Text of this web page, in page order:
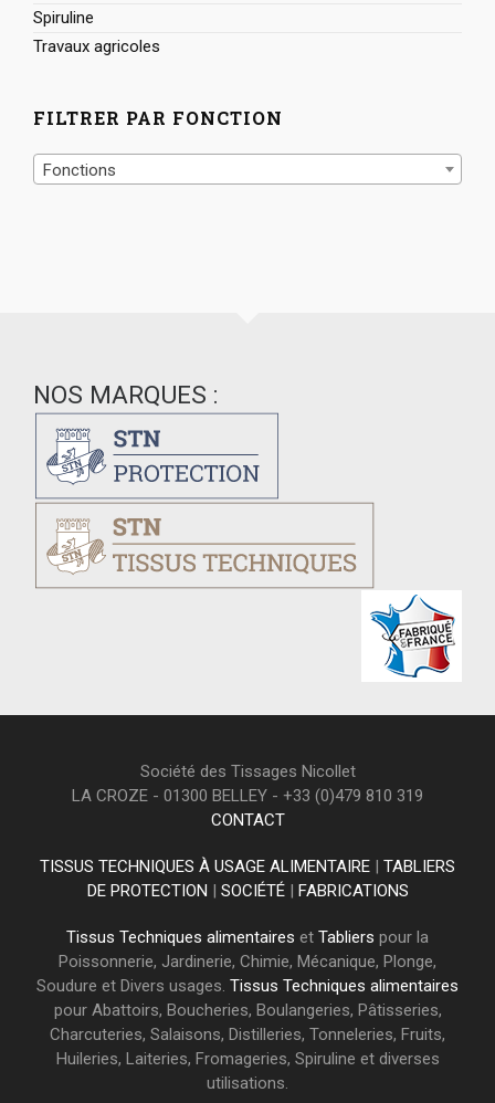
Spiruline
Travaux agricoles
FILTRER PAR FONCTION
Fonctions
NOS MARQUES :
Société des Tissages Nicollet
LA CROZE - 01300 BELLEY - +33 (0)479 810 319
CONTACT
TISSUS TECHNIQUES À USAGE ALIMENTAIRE | TABLIERS
DE PROTECTION | SOCIÉTÉ| FABRICATIONS
Tissus Techniques alimentaires et Tabliers pour la
Poissonnerie, Jardinerie, Chimie, Mécanique, Plonge,
Soudure et Divers usages. Tissus Techniques alimentaires
pour Abattoirs, Boucheries, Boulangeries, Pâtisseries,
Charcuteries, Salaisons, Distilleries, Tonneleries, Fruits,
Huileries, Laiteries, Fromageries, Spiruline et diverses
utilisations.